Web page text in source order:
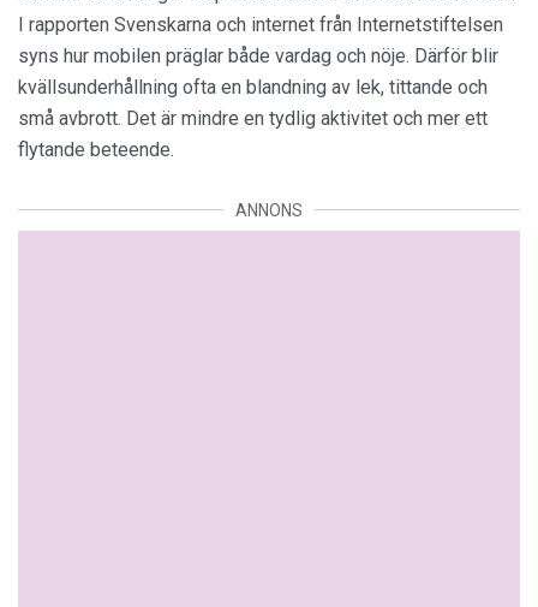
I rapporten Svenskarna och internet från Internetstiftelsen
syns hur mobilen präglar både vardag och nöje. Därför blir
kvällsunderhållning ofta en blandning av lek, tittande och
små avbrott. Det är mindre en tydlig aktivitet och mer ett
flytande beteende.
ANNONS